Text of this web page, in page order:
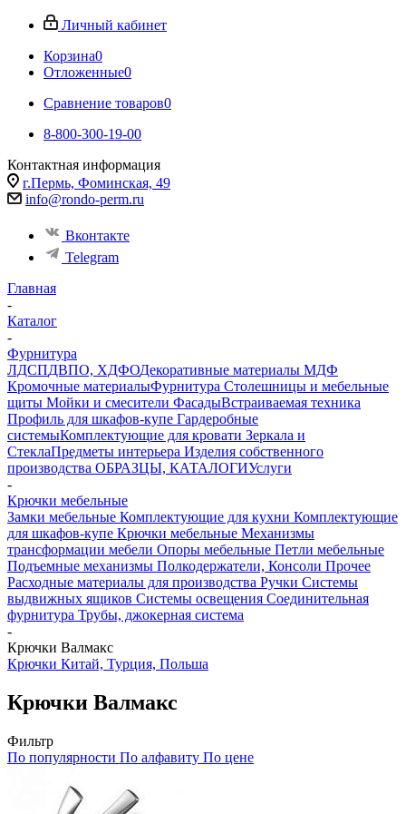
Личный кабинет
Корзина0
Отложенные0
Сравнение товаров0
8-800-300-19-00
Контактная информация
г.Пермь, Фоминская, 49
info@rondo-perm.ru
Вконтакте
Telegram
Главная
-
Каталог
-
Фурнитура
ЛДСПДВПО, ХДФОДекоративные материалы МДФ
Кромочные материалыФурнитура Столешницы и мебельные
щиты Мойки и смесители ФасадыВстраиваемая техника
Профиль для шкафов-купе Гардеробные
системыКомплектующие для кровати Зеркала и
СтеклаПредметы интерьера Изделия собственного
производства ОБРАЗЦЫ, КАТАЛОГИУслуги
-
Крючки мебельные
Замки мебельные Комплектующие для кухни Комплектующие
для шкафов-купе Крючки мебельные Механизмы
трансформации мебели Опоры мебельные Петли мебельные
Подъемные механизмы Полкодержатели, Консоли Прочее
Расходные материалы для производства Ручки Системы
выдвижных ящиков Системы освещения Соединительная
фурнитура Трубы, джокерная система
-
Крючки Валмакс
Крючки Китай, Турция, Польша
Крючки Валмакс
Фильтр
По популярности По алфавиту По цене